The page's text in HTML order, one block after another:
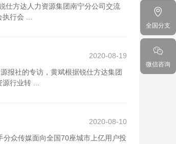
仕方达人力资源集团南宁分公司交流
行会 ...
2020-08-19
报社的专访，黄斌根据锐仕方达集团
行业转 ...
2020-08-10
众传媒面向全国70座城市上亿用户投
全国分支
微信咨询